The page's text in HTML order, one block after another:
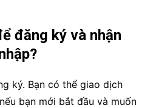
đăng ký và nhận
ký. Bạn có thể giao dịch
bạn mới bắt đầu và muốn